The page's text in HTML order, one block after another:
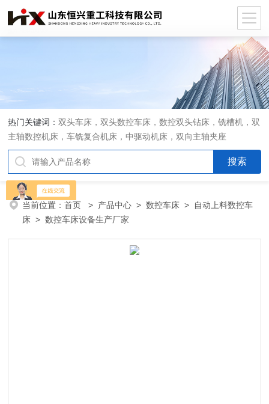
热门关键词：双头车床，双头数控车床，数控双头钻床，铣槽机，双
主轴数控机床，车铣复合机床，中驱动机床，双向主轴夹座
当前位置：首页 > 产品中心 >数控车床 > 自动上料数控车
床 > 数控车床设备生产厂家